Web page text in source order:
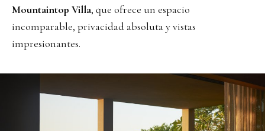
Mountaintop Villa, que ofrece un espacio
incomparable, privacidad absoluta y vistas
impresionantes.